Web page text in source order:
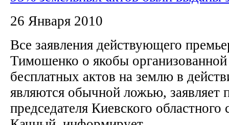
26 Января 2010
Все заявления действующего
Тимошенко о якобы
бесплатных актов на землю в
являются обычной ложью, заявляет
председателя Киевского областного